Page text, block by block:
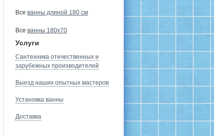
Все ванны длиной 180 см
Все ванны 180х70
Услуги
Сантехника отечественных и
зарубежных производителей
Выезд наших опытных мастеров
Установка ванны
Доставка